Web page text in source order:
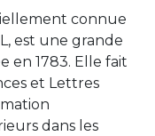
connue
est une grande
en 1783. Elle fait
et Lettres
dans les